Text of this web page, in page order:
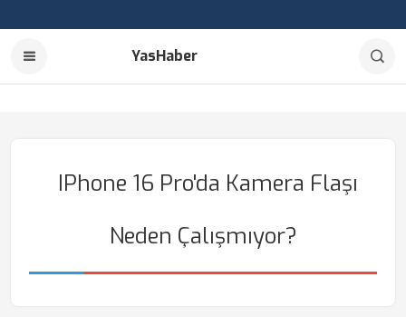
YasHaber
IPhone 16 Pro'da Kamera Flaşı
Neden Çalışmıyor?